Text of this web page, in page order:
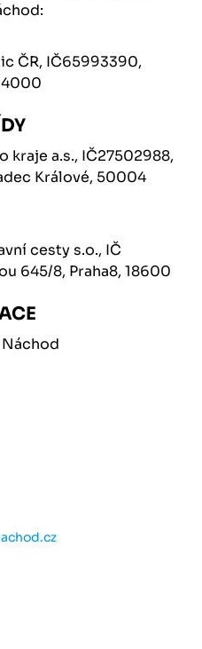
ČR, IČ65993390,
kraje a.s., IČ27502988,
Králové, 50004
cesty s.o., IČ
645/8, Praha8, 18600